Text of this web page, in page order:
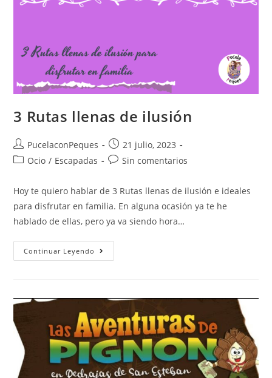
3 Rutas llenas de ilusión
PucelaconPeques
21 julio, 2023
Ocio / Escapadas Sin comentarios
Hoy te quiero hablar de 3 Rutas llenas de ilusión e ideales
para disfrutar en familia. En alguna ocasión ya te he
hablado de ellas, pero ya va siendo hora…
Continuar Leyendo